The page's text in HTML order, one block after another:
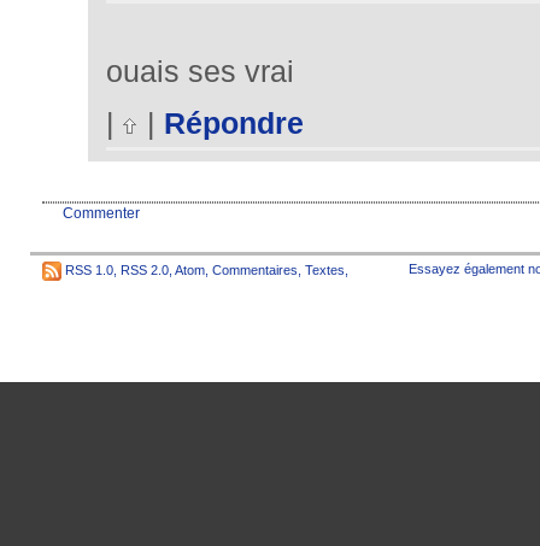
ouais ses vrai
|
| Répondre
Commenter
RSS 1.0 RSS 2.0 Atom Commentaires Textes Essayez également